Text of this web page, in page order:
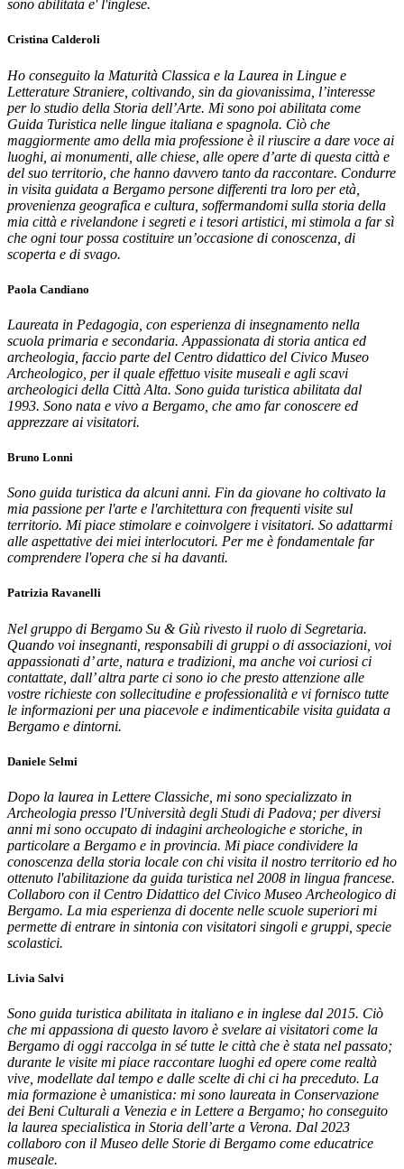
sono abilitata e' l'inglese.
Cristina Calderoli
Ho conseguito la Maturità Classica e la Laurea in Lingue e
Letterature Straniere, coltivando, sin da giovanissima, l’interesse
per lo studio della Storia dell’Arte. Mi sono poi abilitata come
Guida Turistica nelle lingue italiana e spagnola. Ciò che
maggiormente amo della mia professione è il riuscire a dare voce ai
luoghi, ai monumenti, alle chiese, alle opere d’arte di questa città e
del suo territorio, che hanno davvero tanto da raccontare. Condurre
in visita guidata a Bergamo persone differenti tra loro per età,
provenienza geografica e cultura, soffermandomi sulla storia della
mia città e rivelandone i segreti e i tesori artistici, mi stimola a far sì
che ogni tour possa costituire un’occasione di conoscenza, di
scoperta e di svago.
Paola Candiano
Laureata in Pedagogia, con esperienza di insegnamento nella
scuola primaria e secondaria. Appassionata di storia antica ed
archeologia, faccio parte del Centro didattico del Civico Museo
Archeologico, per il quale effettuo visite museali e agli scavi
archeologici della Città Alta. Sono guida turistica abilitata dal
1993. Sono nata e vivo a Bergamo, che amo far conoscere ed
apprezzare ai visitatori.
Bruno Lonni
Sono guida turistica da alcuni anni. Fin da giovane ho coltivato la
mia passione per l'arte e l'architettura con frequenti visite sul
territorio. Mi piace stimolare e coinvolgere i visitatori. So adattarmi
alle aspettative dei miei interlocutori. Per me è fondamentale far
comprendere l'opera che si ha davanti.
Patrizia Ravanelli
Nel gruppo di Bergamo Su & Giù rivesto il ruolo di Segretaria.
Quando voi insegnanti, responsabili di gruppi o di associazioni, voi
appassionati d’ arte, natura e tradizioni, ma anche voi curiosi ci
contattate, dall’ altra parte ci sono io che presto attenzione alle
vostre richieste con sollecitudine e professionalità e vi fornisco tutte
le informazioni per una piacevole e indimenticabile visita guidata a
Bergamo e dintorni.
Daniele Selmi
Dopo la laurea in Lettere Classiche, mi sono specializzato in
Archeologia presso l'Università degli Studi di Padova; per diversi
anni mi sono occupato di indagini archeologiche e storiche, in
particolare a Bergamo e in provincia. Mi piace condividere la
conoscenza della storia locale con chi visita il nostro territorio ed ho
ottenuto l'abilitazione da guida turistica nel 2008 in lingua francese.
Collaboro con il Centro Didattico del Civico Museo Archeologico di
Bergamo. La mia esperienza di docente nelle scuole superiori mi
permette di entrare in sintonia con visitatori singoli e gruppi, specie
scolastici.
Livia Salvi
Sono guida turistica abilitata in italiano e in inglese dal 2015. Ciò
che mi appassiona di questo lavoro è svelare ai visitatori come la
Bergamo di oggi raccolga in sé tutte le città che è stata nel passato;
durante le visite mi piace raccontare luoghi ed opere come realtà
vive, modellate dal tempo e dalle scelte di chi ci ha preceduto. La
mia formazione è umanistica: mi sono laureata in Conservazione
dei Beni Culturali a Venezia e in Lettere a Bergamo; ho conseguito
la laurea specialistica in Storia dell’arte a Verona. Dal 2023
collaboro con il Museo delle Storie di Bergamo come educatrice
museale.